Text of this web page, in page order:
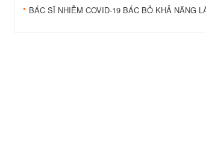
BÁC SĨ NHIỄM COVID-19 BÁC BỎ KHẢ NĂNG